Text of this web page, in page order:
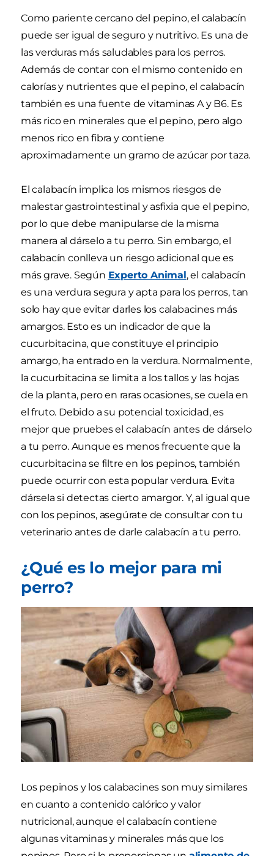
Como pariente cercano del pepino, el calabacín
puede ser igual de seguro y nutritivo. Es una de
las verduras más saludables para los perros.
Además de contar con el mismo contenido en
calorías y nutrientes que el pepino, el calabacín
también es una fuente de vitaminas A y B6. Es
más rico en minerales que el pepino, pero algo
menos rico en fibra y contiene
aproximadamente un gramo de azúcar por taza.
El calabacín implica los mismos riesgos de
malestar gastrointestinal y asfixia que el pepino,
por lo que debe manipularse de la misma
manera al dárselo a tu perro. Sin embargo, el
calabacín conlleva un riesgo adicional que es
más grave. Según Experto Animal, el calabacín
es una verdura segura y apta para los perros, tan
solo hay que evitar darles los calabacines más
amargos. Esto es un indicador de que la
cucurbitacina, que constituye el principio
amargo, ha entrado en la verdura. Normalmente,
la cucurbitacina se limita a los tallos y las hojas
de la planta, pero en raras ocasiones, se cuela en
el fruto. Debido a su potencial toxicidad, es
mejor que pruebes el calabacín antes de dárselo
a tu perro. Aunque es menos frecuente que la
cucurbitacina se filtre en los pepinos, también
puede ocurrir con esta popular verdura. Evita
dársela si detectas cierto amargor. Y, al igual que
con los pepinos, asegúrate de consultar con tu
veterinario antes de darle calabacín a tu perro.
¿Qué es lo mejor para mi
perro?
Los pepinos y los calabacines son muy similares
en cuanto a contenido calórico y valor
nutricional, aunque el calabacín contiene
algunas vitaminas y minerales más que los